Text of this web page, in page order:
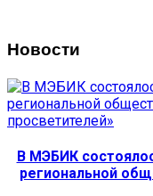
Новости
В МЭБИК
региональной